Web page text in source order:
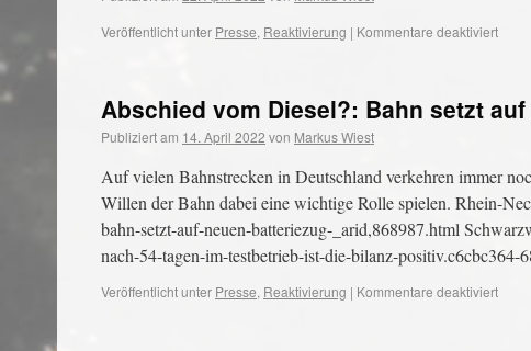
Veröffentlicht unter Presse, Reaktivierung | Kommentare deaktiviert
Abschied vom Diesel?: Bahn setzt
Publiziert am 14. April 2022 von Markus Wiest
Auf vielen Bahnstrecken in Deutschland verkehren immer
Willen der Bahn dabei eine wichtige Rolle spielen. Rhein-
bahn-setzt-auf-neuen-batteriezug-_arid,868987.html
nach-54-tagen-im-testbetrieb-ist-die-bilanz-
Veröffentlicht unter Presse, Reaktivierung | Kommentare deaktiviert